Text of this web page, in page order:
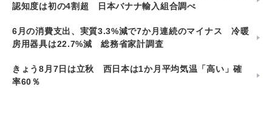
認知度は初の4割超 日本バナナ輸入組合調べ
6月の消費支出、実質3.3%減で7か月連続のマイナス 冷暖
房用器具は22.7%減 総務省家計調査
きょう8月7日は立秋 西日本は1か月平均気温「高い」確
率60％